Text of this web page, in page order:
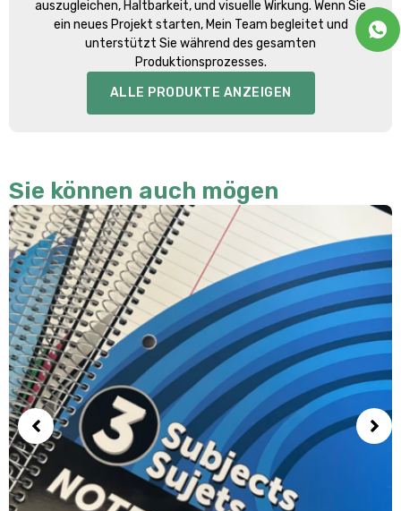
auszugleichen, Haltbarkeit, und visuelle Wirkung. Wenn Sie
ein neues Projekt starten, Mein Team begleitet und
unterstützt Sie während des gesamten
Produktionsprozesses.
ALLE PRODUKTE ANZEIGEN
Sie können auch mögen